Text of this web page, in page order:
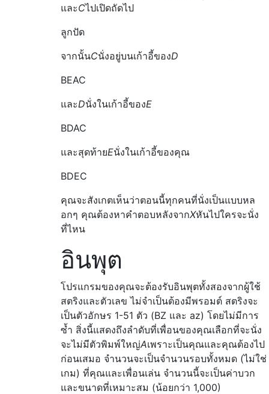
และCไปเปิดถัดไป
ลูกปัด
จากนั้นCนั่งอยู่บนเก้าอี้ของD
BEAC
และDนั่งในเก้าอี้ของE
BDAC
และสุดท้ายEนั่งในเก้าอี้ของคุณ
BDEC
คุณจะสังเกตเห็นว่าตอนนี้ทุกคนที่นั่งเป็นแบบหล
อกๆ คุณต้องหาคำตอบหลังจากXหันไปใครจะนั่ง
ที่ไหน
อินพุต
โปรแกรมของคุณจะต้องรับอินพุตทั้งสองจากผู้ใช้
สตริงและตัวเลข ไม่จำเป็นต้องมีพรอมต์ สตริงจะ
เป็นตัวอักษร 1-51 ตัว (BZ และ az) โดยไม่มีการ
ซ้ำ สิ่งนี้แสดงถึงลำดับที่เพื่อนของคุณเลือกที่จะนั่ง
จะไม่มีตัวพิมพ์ใหญ่Aเพราะเป็นคุณและคุณต้องไป
ก่อนเสมอ จำนวนจะเป็นจำนวนรอบทั้งหมด (ไม่ใช่
เกม) ที่คุณและเพื่อนเล่น จำนวนนี้จะเป็นค่าบวก
และขนาดที่เหมาะสม (น้อยกว่า 1,000)